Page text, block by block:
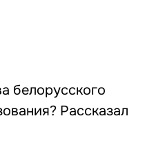
белорусского
Рассказал